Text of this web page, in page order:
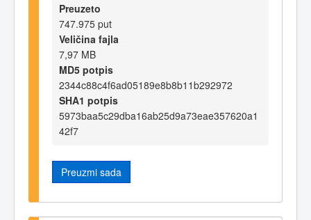
Preuzeto
747.975 put
Veličina fajla
7,97 MB
MD5 potpis
2344c88c4f6ad05189e8b8b11b292972
SHA1 potpis
5973baa5c29dba16ab25d9a73eae357620a1
42f7
Preuzmi sada